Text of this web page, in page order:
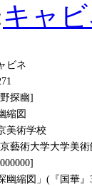
キャ
ビネ
探幽]
縮図
美術学校
藝術大学大学美術
幽縮図」(『国華